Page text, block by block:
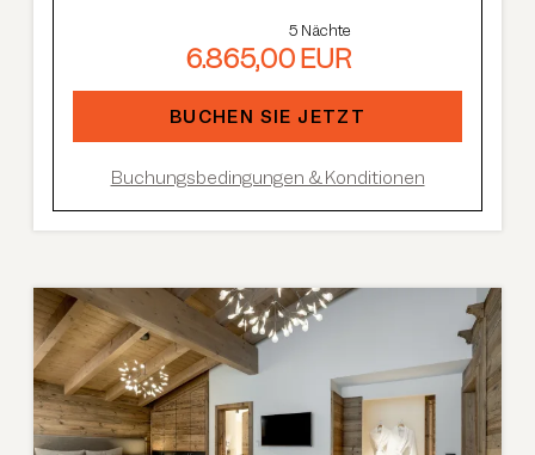
kostenloser Shuttle-Service,
geführte Skisafaris etc.
Im Sommer:kostenlose Summer Card, AREA
47 Eintritt, geführte Wanderungen etc.
5 Nächte
6.865,00 EUR
BUCHEN SIE JETZT
Buchungsbedingungen & Konditionen